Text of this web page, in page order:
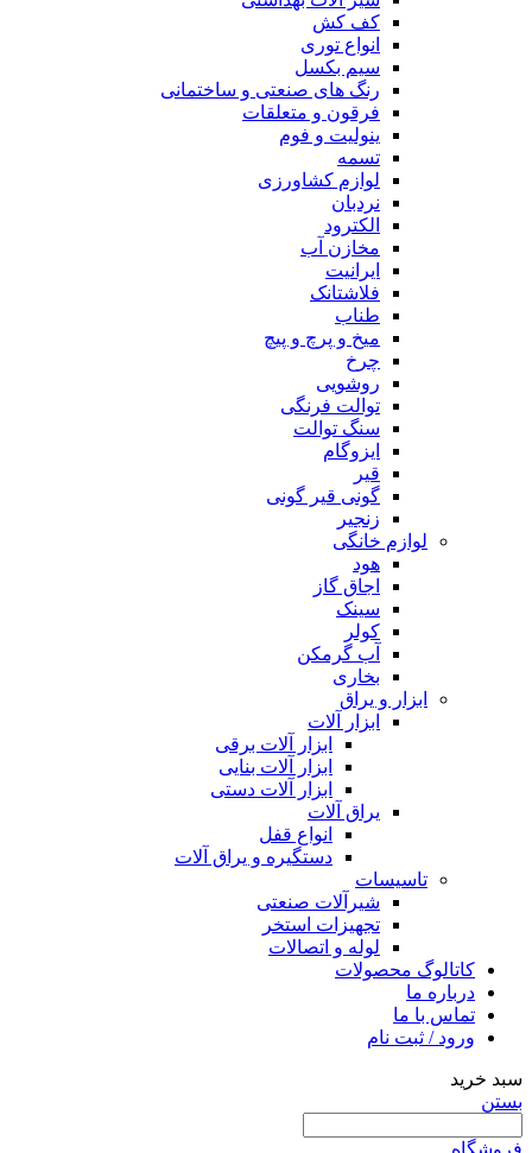
کف کش
انواع توری
سیم بکسل
رنگ های صنعتی و ساختمانی
فرقون و متعلقات
ینولیت و فوم
تسمه
لوازم کشاورزی
نردبان
الکترود
مخازن آب
ایرانیت
فلاشتانک
طناب
میخ و پرچ و پیچ
چرخ
روشویی
توالت فرنگی
سنگ توالت
ایزوگام
قیر
گونی قیر گونی
زنجیر
لوازم خانگی
هود
اجاق گاز
سینک
کولر
آب گرمکن
بخاری
ابزار و یراق
ابزار آلات
ابزار آلات برقی
ابزار آلات بنایی
ابزار آلات دستی
یراق آلات
انواع قفل
دستگیره و یراق آلات
تاسیسات
شیرآلات صنعتی
تجهیزات استخر
لوله و اتصالات
کاتالوگ محصولات
درباره ما
تماس با ما
ورود / ثبت نام
سبد خرید
بستن